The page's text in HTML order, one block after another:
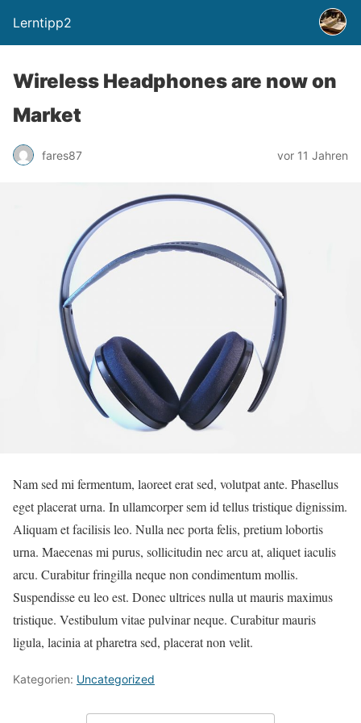
Lerntipp2
Wireless Headphones are now on
Market
fares87 vor 11 Jahren
Nam sed mi fermentum, laoreet erat sed, volutpat ante. Phasellus
eget placerat urna. In ullamcorper sem id tellus tristique dignissim.
Aliquam et facilisis leo. Nulla nec porta felis, pretium lobortis
urna. Maecenas mi purus, sollicitudin nec arcu at, aliquet iaculis
arcu. Curabitur fringilla neque non condimentum mollis.
Suspendisse eu leo est. Donec ultrices nulla ut mauris maximus
tristique. Vestibulum vitae pulvinar neque. Curabitur mauris
ligula, lacinia at pharetra sed, placerat non velit.
Kategorien: Uncategorized